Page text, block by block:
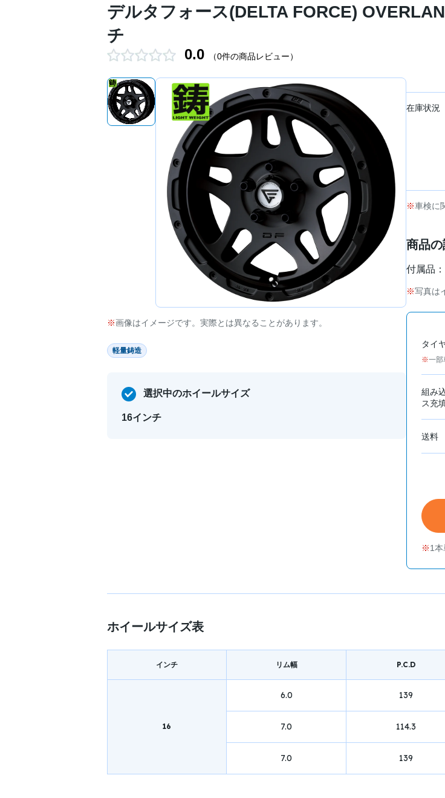
デルタフォース(DELTA FORCE)
チ
0.0 （0件の商品レビュー）
画像はイメージです。実際とは異なることがあります。
軽量鋳造
選択中のホイールサイズ
16インチ
在庫状況
車検に
商品
付属品
写真は
タイ
一部
組み
ス充
送料
1本
ホイールサイズ表
インチ リム幅 P.C.D
16
6.0 139
7.0 114.3
7.0 139